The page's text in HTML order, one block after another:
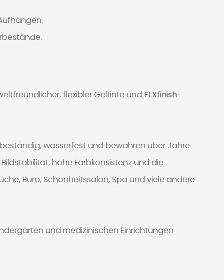
flexibler Geltinte und FLXfinish-
wasserfest und bewahren über Jahre
hohe Farbkonsistenz und die
Büro, Schönheitssalon, Spa und viele andere
und medizinischen Einrichtungen